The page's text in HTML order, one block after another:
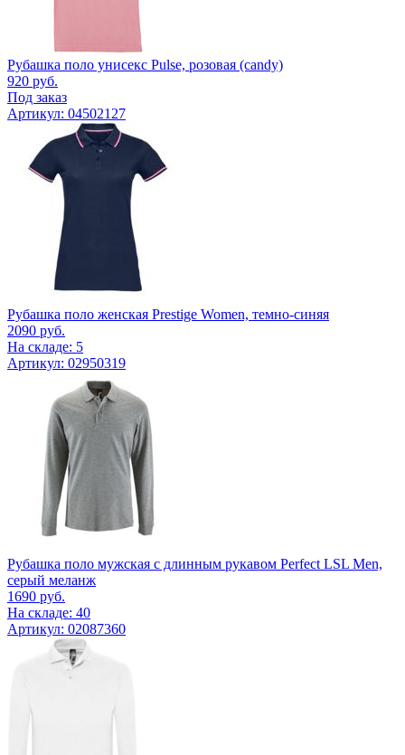
Рубашка поло унисекс Pulse, розовая (candy)
920 руб.
Под заказ
Артикул: 04502127
Рубашка поло женская Prestige Women, темно-синяя
2090 руб.
На складе: 5
Артикул: 02950319
Рубашка поло мужская с длинным рукавом Perfect LSL Men,
серый меланж
1690 руб.
На складе: 40
Артикул: 02087360